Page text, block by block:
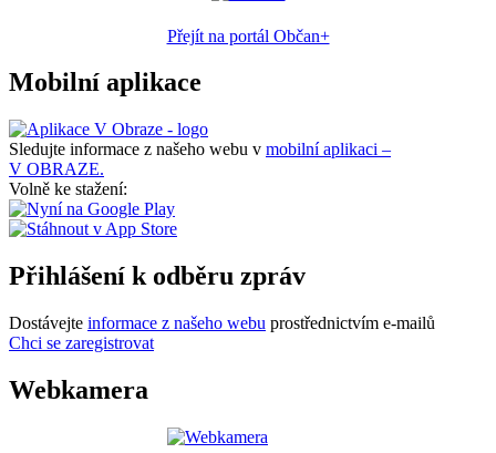
Přejít na portál Občan+
Mobilní aplikace
Sledujte informace z našeho webu v mobilní aplikaci –
V OBRAZE.
Volně ke stažení:
Přihlášení k odběru zpráv
Dostávejte informace z našeho webu prostřednictvím e-mailů
Chci se zaregistrovat
Webkamera